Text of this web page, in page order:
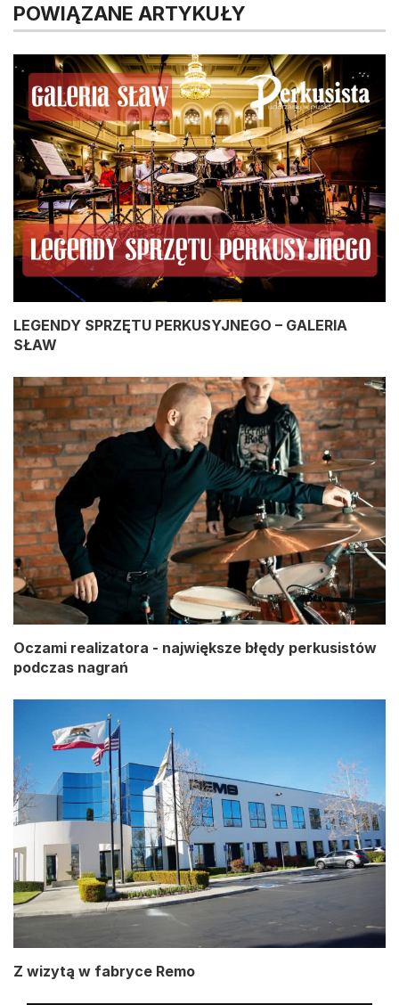
POWIĄZANE ARTYKUŁY
LEGENDY SPRZĘTU PERKUSYJNEGO – GALERIA
SŁAW
Oczami realizatora - największe błędy perkusistów
podczas nagrań
Z wizytą w fabryce Remo